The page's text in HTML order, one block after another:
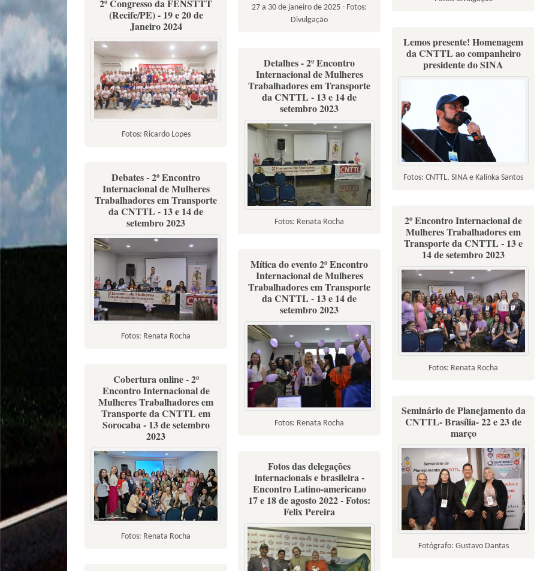
27 a 30 de janeiro de 2025 - Fotos:
Divulgação
2º Congresso da FENSTTT
(Recife/PE) - 19 e 20 de
Janeiro 2024
Fotos: Ricardo Lopes
Lemos presente! Homenagem
da CNTTL ao companheiro
presidente do SINA
Fotos: CNTTL, SINA e Kalinka Santos
Detalhes - 2º Encontro
Internacional de Mulheres
Trabalhadores em Transporte
da CNTTL - 13 e 14 de
setembro 2023
Fotos: Renata Rocha
Debates - 2º Encontro
Internacional de Mulheres
Trabalhadores em Transporte
da CNTTL - 13 e 14 de
setembro 2023
Fotos: Renata Rocha
2º Encontro Internacional de
Mulheres Trabalhadores em
Transporte da CNTTL - 13 e
14 de setembro 2023
Fotos: Renata Rocha
Mítica do evento 2º Encontro
Internacional de Mulheres
Trabalhadores em Transporte
da CNTTL - 13 e 14 de
setembro 2023
Fotos: Renata Rocha
Cobertura online - 2º
Encontro Internacional de
Mulheres Trabalhadores em
Transporte da CNTTL em
Sorocaba - 13 de setembro
2023
Fotos: Renata Rocha
Seminário de Planejamento da
CNTTL- Brasília- 22 e 23 de
março
Fotógrafo: Gustavo Dantas
Fotos das delegações
internacionais e brasileira -
Encontro Latino-americano
17 e 18 de agosto 2022 - Fotos:
Felix Pereira